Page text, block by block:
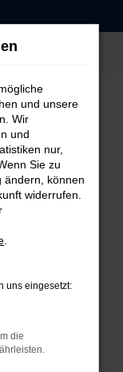
können:
einem
und unsere
Wir
und
nur,
Sie zu
ändern, können
widerrufen.
uns eingesetzt:
die